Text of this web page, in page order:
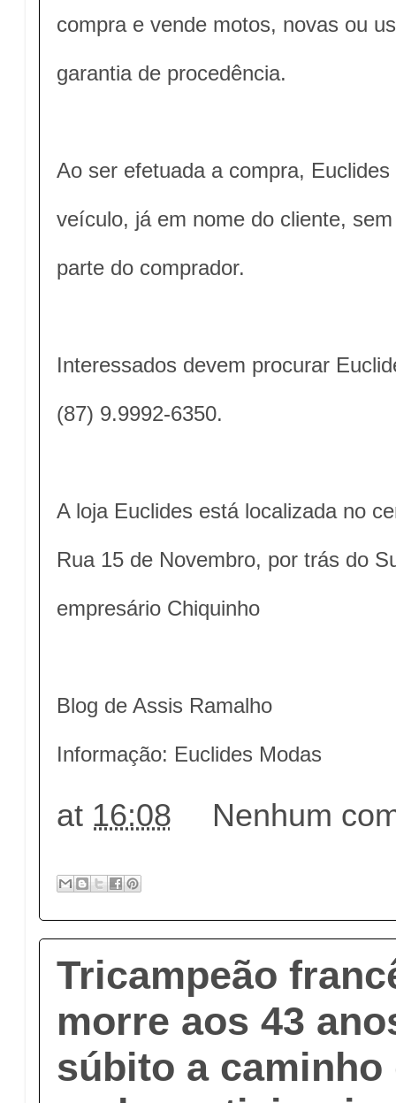
compra e vende motos, novas ou
garantia de procedência.
Ao ser efetuada a compra,
veículo, já em nome do cliente,
parte do comprador.
Interessados devem procurar
(87) 9.9992-6350.
A loja Euclides está localizada no
Rua 15 de Novembro, por trás do
empresário Chiquinho
Blog de Assis Ramalho
Informação: Euclides Modas
at 16:08 Nenhum
Tricampeão
morre aos 43
súbito a caminho